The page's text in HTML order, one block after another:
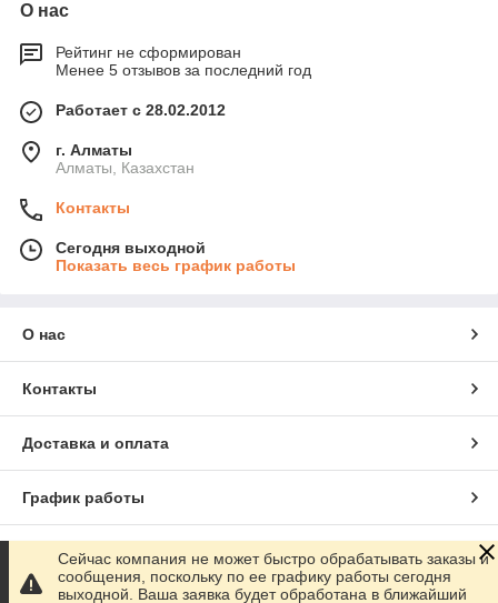
О нас
Рейтинг не сформирован
Менее 5 отзывов за последний год
Работает с 28.02.2012
г. Алматы
Алматы, Казахстан
Контакты
Сегодня выходной
Показать весь график работы
О нас
Контакты
Доставка и оплата
График работы
Полная версия сайта
Сейчас компания не может быстро обрабатывать заказы и
сообщения, поскольку по ее графику работы сегодня
выходной. Ваша заявка будет обработана в ближайший